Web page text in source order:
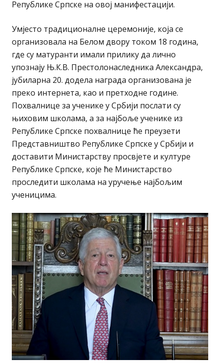
Републике Српске на овој манифестацији.
Умjесто традиционалне церемоније, која се
организовала на Белом двору током 18 година,
где су матуранти имали прилику да лично
упознају Њ.К.В. Престолонаследника Александра,
јубиларна 20. додела награда организована је
преко интернета, као и претходне године.
Похвалнице за ученике у Србији послати су
њиховим школама, а за најбоље ученике из
Републике Српске похвалнице ће преузети
Представништво Републике Српске у Србији и
доставити Министарству просвјете и културе
Републике Српске, које ће Министарство
проследити школама на уручење најбољим
ученицима.